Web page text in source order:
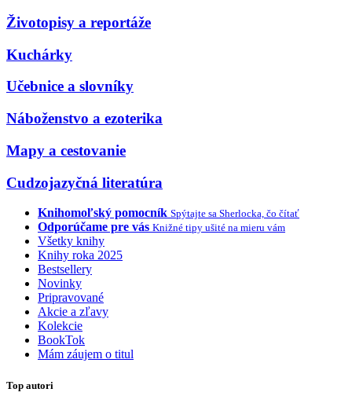
Životopisy a reportáže
Kuchárky
Učebnice a slovníky
Náboženstvo a ezoterika
Mapy a cestovanie
Cudzojazyčná literatúra
Knihomoľský pomocník Spýtajte sa Sherlocka, čo čítať
Odporúčame pre vás Knižné tipy ušité na mieru vám
Všetky knihy
Knihy roka 2025
Bestsellery
Novinky
Pripravované
Akcie a zľavy
Kolekcie
BookTok
Mám záujem o titul
Top autori